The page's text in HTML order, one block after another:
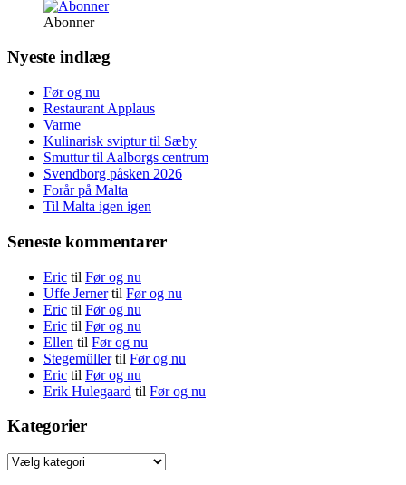
Abonner
Nyeste indlæg
Før og nu
Restaurant Applaus
Varme
Kulinarisk sviptur til Sæby
Smuttur til Aalborgs centrum
Svendborg påsken 2026
Forår på Malta
Til Malta igen igen
Seneste kommentarer
Eric til Før og nu
Uffe Jernertil Før og nu
Eric til Før og nu
Eric til Før og nu
Ellen til Før og nu
Stegemüllertil Før og nu
Eric til Før og nu
Erik Hulegaard til Før og nu
Kategorier
Kategorier